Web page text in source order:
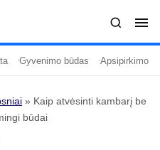
Temos
Gyvenimo būdas Apsipirkimo
» Kaip atvėsinti kambarį be
būdai